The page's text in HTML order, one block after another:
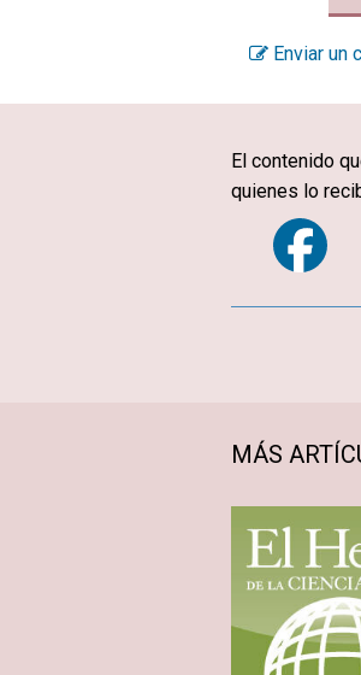
Enviar un
El contenido
quienes lo
MÁS